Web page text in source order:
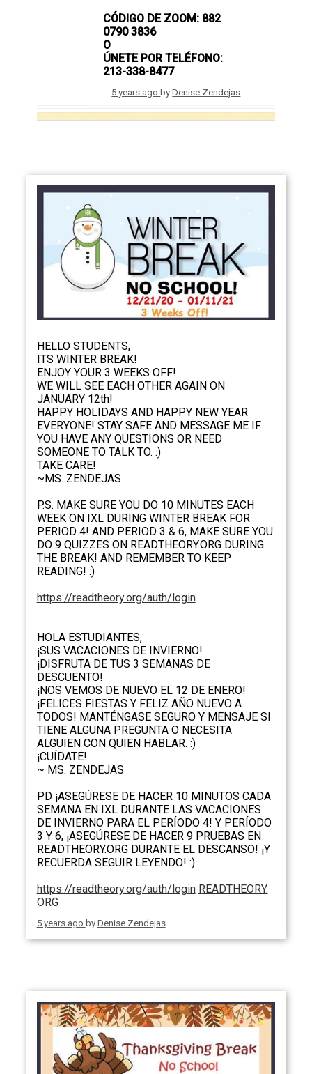
CÓDIGO DE ZOOM: 882
0790 3836
O
ÚNETE POR TELÉFONO:
213-338-8477
5 years ago byDenise Zendejas
HELLO STUDENTS,
ITS WINTER BREAK!
ENJOY YOUR 3 WEEKS OFF!
WE WILL SEE EACH OTHER AGAIN ON
JANUARY 12th!
HAPPY HOLIDAYS AND HAPPY NEW YEAR
EVERYONE! STAY SAFE AND MESSAGE ME IF
YOU HAVE ANY QUESTIONS OR NEED
SOMEONE TO TALK TO. :)
TAKE CARE!
~MS. ZENDEJAS
P.S. MAKE SURE YOU DO 10 MINUTES EACH
WEEK ON IXL DURING WINTER BREAK FOR
PERIOD 4! AND PERIOD 3 & 6, MAKE SURE YOU
DO 9 QUIZZES ON READTHEORY.ORG DURING
THE BREAK! AND REMEMBER TO KEEP
READING! :)
https://readtheory.org/auth/login
HOLA ESTUDIANTES,
¡SUS VACACIONES DE INVIERNO!
¡DISFRUTA DE TUS 3 SEMANAS DE
DESCUENTO!
¡NOS VEMOS DE NUEVO EL 12 DE ENERO!
¡FELICES FIESTAS Y FELIZ AÑO NUEVO A
TODOS! MANTÉNGASE SEGURO Y MENSAJE SI
TIENE ALGUNA PREGUNTA O NECESITA
ALGUIEN CON QUIEN HABLAR. :)
¡CUÍDATE!
~ MS. ZENDEJAS
PD ¡ASEGÚRESE DE HACER 10 MINUTOS CADA
SEMANA EN IXL DURANTE LAS VACACIONES
DE INVIERNO PARA EL PERÍODO 4! Y PERÍODO
3 Y 6, ¡ASEGÚRESE DE HACER 9 PRUEBAS EN
READTHEORY.ORG DURANTE EL DESCANSO! ¡Y
RECUERDA SEGUIR LEYENDO! :)
https://readtheory.org/auth/login READTHEORY.
ORG
5 years ago by Denise Zendejas